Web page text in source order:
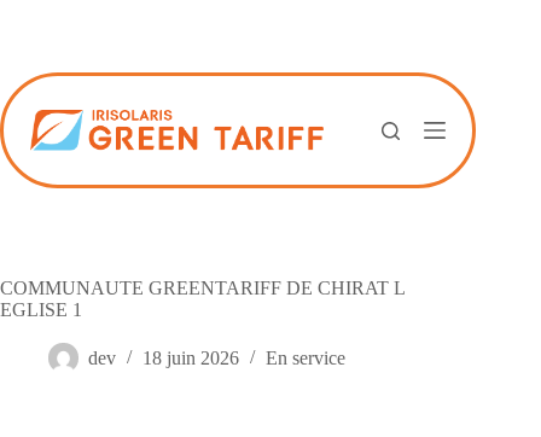
COMMUNAUTE GREENTARIFF DE CHIRAT L
EGLISE 1
dev 18 juin 2026 En service